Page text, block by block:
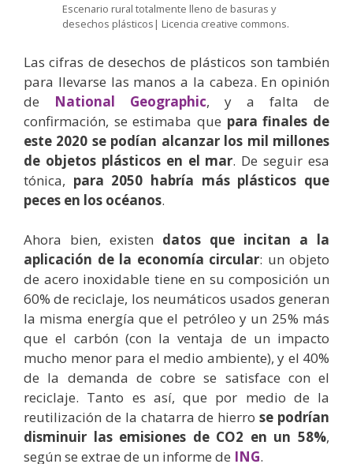
Escenario rural totalmente lleno de basuras y
desechos plásticos| Licencia creative commons.
Las cifras de desechos de plásticos son también
para llevarse las manos a la cabeza. En opinión
de National Geographic, y a falta de
confirmación, se estimaba que para finales de
este 2020 se podían alcanzar los mil millones
de objetos plásticos en el mar. De seguir esa
tónica, para 2050 habría más plásticos que
peces en los océanos.
Ahora bien, existen datos que incitan a la
aplicación de la economía circular: un objeto
de acero inoxidable tiene en su composición un
60% de reciclaje, los neumáticos usados generan
la misma energía que el petróleo y un 25% más
que el carbón (con la ventaja de un impacto
mucho menor para el medio ambiente), y el 40%
de la demanda de cobre se satisface con el
reciclaje. Tanto es así, que por medio de la
reutilización de la chatarra de hierrose podrían
disminuir las emisiones de CO2 en un 58%,
según se extrae de un informe de ING.